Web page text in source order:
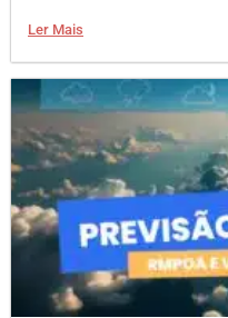
Ler Mais